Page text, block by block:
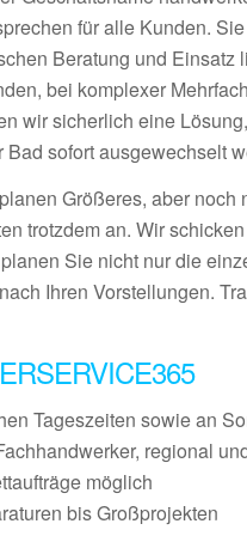
für alle Kunden.
Beratung und Einsatz
bei komplexer
wir sicherlich eine
Bad sofort ausgewechselt
Größeres, aber noch
trotzdem an. Wir
Sie nicht nur die
Ihren Vorstellungen.
Tageszeiten sowie an
regional
möglich
bis Großprojekten